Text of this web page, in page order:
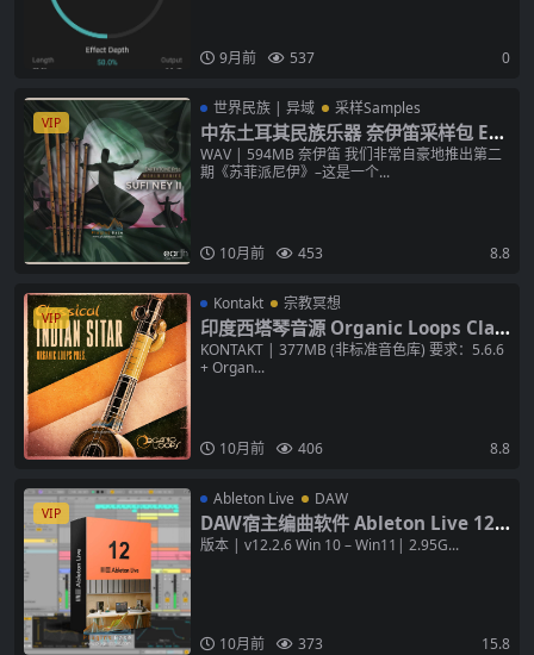
9月前 537 0
VIP
世界民族 | 异域 采样Samples
中东土耳其民族乐器 奈伊笛采样包 Ear
thtone Sufi Ney 2 WAV 音色
WAV | 594MB 奈伊笛 我们非常自豪地推出第二
期《苏菲派尼伊》–这是一个...
10月前 453 8.8
VIP
Kontakt 宗教冥想
印度西塔琴音源 Organic Loops Clas
sical Indian Sitar KONTAKT 宗教冥
想音色库
KONTAKT | 377MB (非标准音色库) 要求：5.6.6
+ Organ...
10月前 406 8.8
VIP
Ableton Live DAW
DAW宿主编曲软件 Ableton Live 12 S
uite v12.2.6 [WiN+MAC] 数字音频工
版本 | v12.2.6 Win 10 – Win11| 2.95G...
10月前 373 15.8